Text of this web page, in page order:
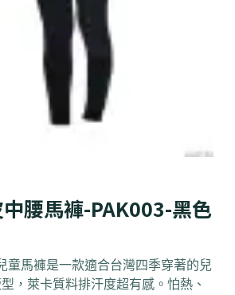
腰馬褲-PAK003-黑色
童馬褲是一款適合台灣四季穿著的兒
，萊卡質料排汗度超有感。怕熱、